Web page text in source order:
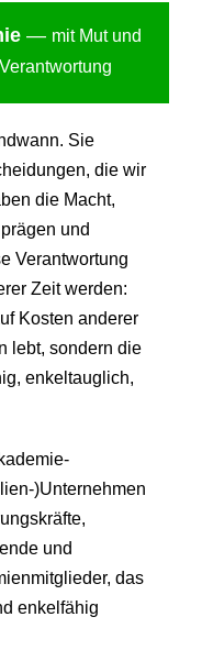
— mit Mut und
Sie
die wir
die Macht,
und
Verantwortung
Zeit werden:
Kosten anderer
lebt, sondern die
enkeltauglich,
)Unternehmen
und
das
enkelfähig